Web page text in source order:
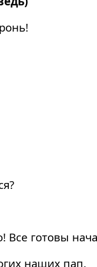
Все готовы
наших пап.